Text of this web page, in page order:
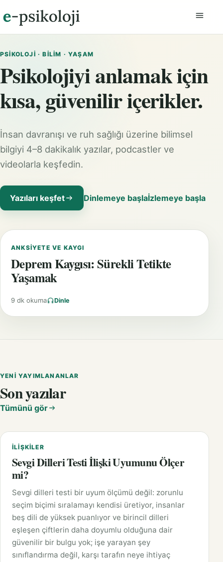
PSIKOLOJI · BILIM · YAŞAM
Psikolojiyi anlamak için
kısa, güvenilir içerikler.
İnsan davranışı ve ruh sağlığı üzerine bilimsel
bilgiyi 4–8 dakikalık yazılar, podcastler ve
videolarla keşfedin.
Yazıları keşfet Dinlemeye başlaİzlemeye başla
ANKSIYETE VE KAYGI
Deprem Kaygısı: Sürekli Tetikte
Yaşamak
9 dk okuma Dinle
YENI YAYIMLANANLAR
Son yazılar
Tümünü gör
İLIŞKILER
Sevgi Dilleri Testi İlişki Uyumunu Ölçer
mi?
Sevgi dilleri testi bir uyum ölçümü değil: zorunlu
seçim biçimi sıralamayı kendisi üretiyor, insanlar
beş dili de yüksek puanlıyor ve birincil dilleri
eşleşen çiftlerin daha doyumlu olduğuna dair
güvenilir bir bulgu yok; işe yarayan şey
sınıflandırma değil, karşı tarafın neye ihtiyaç